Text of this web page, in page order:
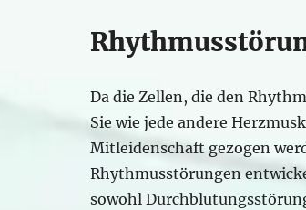
Da die Zellen, die den
Sie wie jede andere
Mitleidenschaft gezogen
Rhythmusstörungen
sowohl